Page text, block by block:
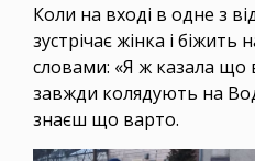
Коли на вході в одне з
зустрічає жінка і біжить
словами: «Я ж казала що
завжди колядують на
знаєш що варто.